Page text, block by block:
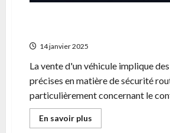
14 janvier 2025
La vente d'un véhicule implique
précises en matière de sécurité
particulièrement concernant le
En savoir plus
savoir